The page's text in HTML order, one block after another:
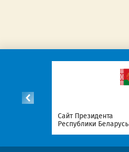
Сайт Президента
Республики Беларусь